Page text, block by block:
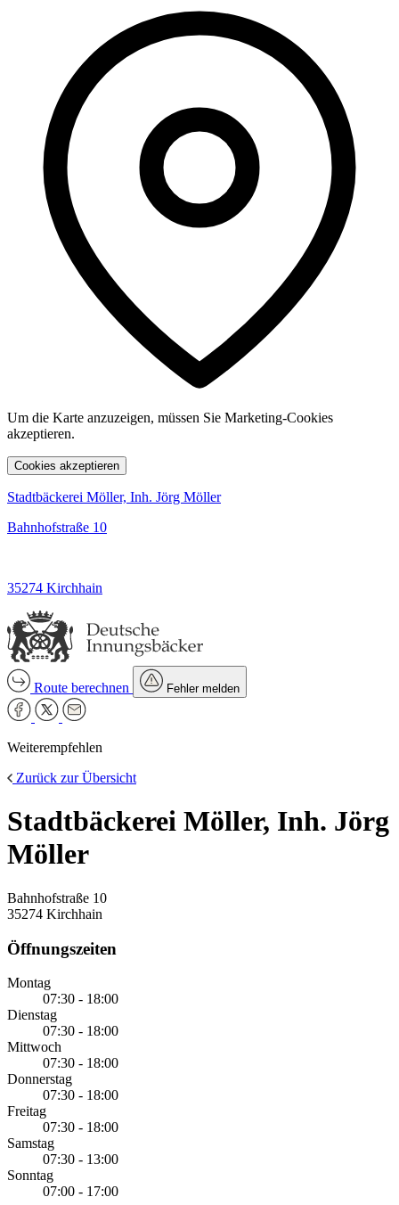
Um die Karte anzuzeigen, müssen Sie Marketing-Cookies
akzeptieren.
Cookies akzeptieren
Stadtbäckerei Möller, Inh. Jörg Möller
Bahnhofstraße 10
35274 Kirchhain
Route berechnen Fehler melden
Weiterempfehlen
Zurück zur Übersicht
Stadtbäckerei Möller, Inh. Jörg
Möller
Bahnhofstraße 10
35274 Kirchhain
Öffnungszeiten
Montag
07:30 - 18:00
Dienstag
07:30 - 18:00
Mittwoch
07:30 - 18:00
Donnerstag
07:30 - 18:00
Freitag
07:30 - 18:00
Samstag
07:30 - 13:00
Sonntag
07:00 - 17:00